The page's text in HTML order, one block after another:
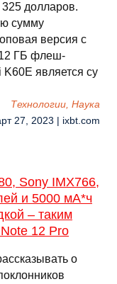
325 долларов.
сумму
версия с
ГБ флеш-
является су
Технологии, Наука
27, 2023 | ixbt.com
Sony IMX766,
и 5000 мА*ч
– таким
12 Pro
о